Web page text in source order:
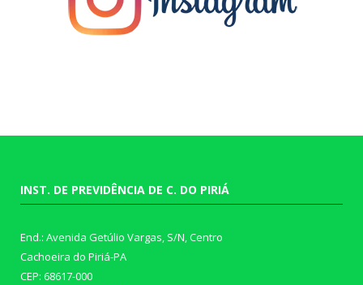
INST. DE PREVIDÊNCIA DE C. DO PIRIÁ
End.: Avenida Getúlio Vargas, S/N, Centro
Cachoeira do Piriá-PA
CEP: 68617-000